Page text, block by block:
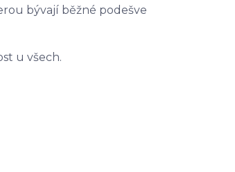
bývají běžné podešve
u všech.